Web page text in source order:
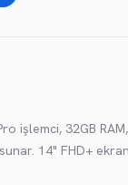
işlemci, 32GB
14" FHD+